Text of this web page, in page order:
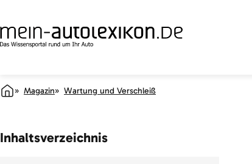
Magazin Wartung und Verschleiß
Inhaltsverzeichnis